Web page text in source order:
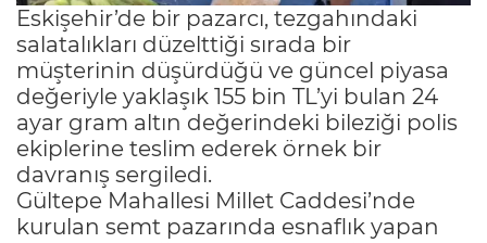
Eskişehir’de bir pazarcı, tezgahındaki
salatalıkları düzelttiği sırada bir
müşterinin düşürdüğü ve güncel piyasa
değeriyle yaklaşık 155 bin TL’yi bulan 24
ayar gram altın değerindeki bileziği polis
ekiplerine teslim ederek örnek bir
davranış sergiledi.
Gültepe Mahallesi Millet Caddesi’nde
kurulan semt pazarında esnaflık yapan